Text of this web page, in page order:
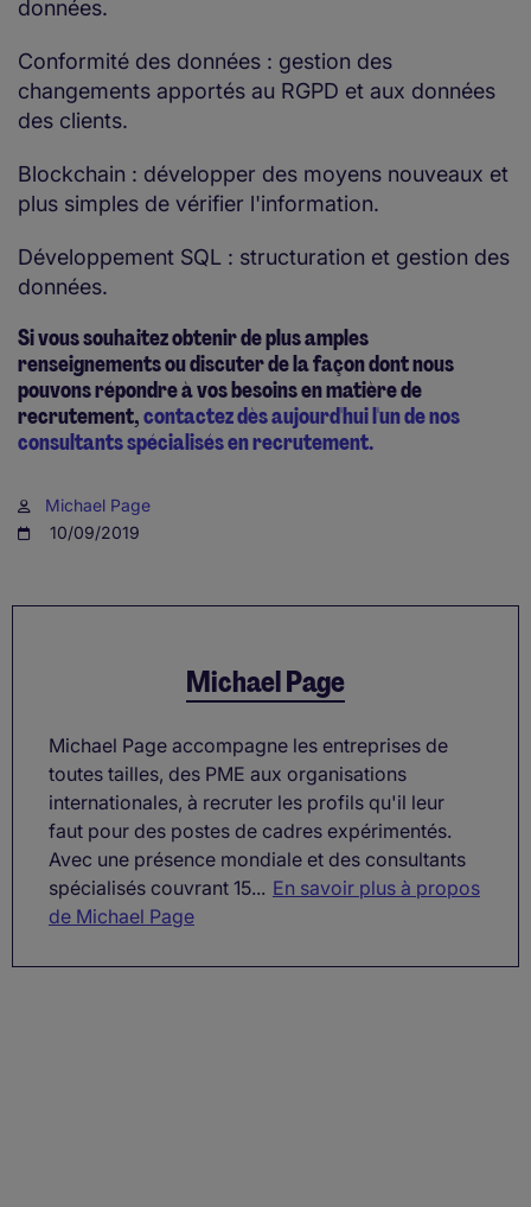
données.
Conformité des données : gestion des
changements apportés au RGPD et aux données
des clients.
Blockchain : développer des moyens nouveaux et
plus simples de vérifier l'information.
Développement SQL : structuration et gestion des
données.
Si vous souhaitez obtenir de plus amples
renseignements ou discuter de la façon dont nous
pouvons répondre à vos besoins en matière de
recrutement,contactez dès aujourd'hui l'un de nos
consultants spécialisés en recrutement.
Michael Page
10/09/2019
Michael Page
Michael Page accompagne les entreprises de
toutes tailles, des PME aux organisations
internationales, à recruter les profils qu'il leur
faut pour des postes de cadres expérimentés.
Avec une présence mondiale et des consultants
spécialisés couvrant 15... En savoir plus à propos
de Michael Page